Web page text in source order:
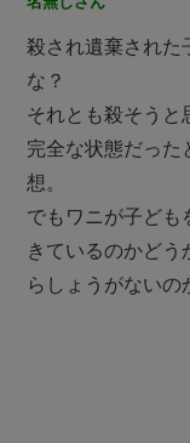
殺され遺棄された
な？
それとも殺そうと
完全な状態だった
想。
でもワニが子ども
きているのかどう
らしょうがない